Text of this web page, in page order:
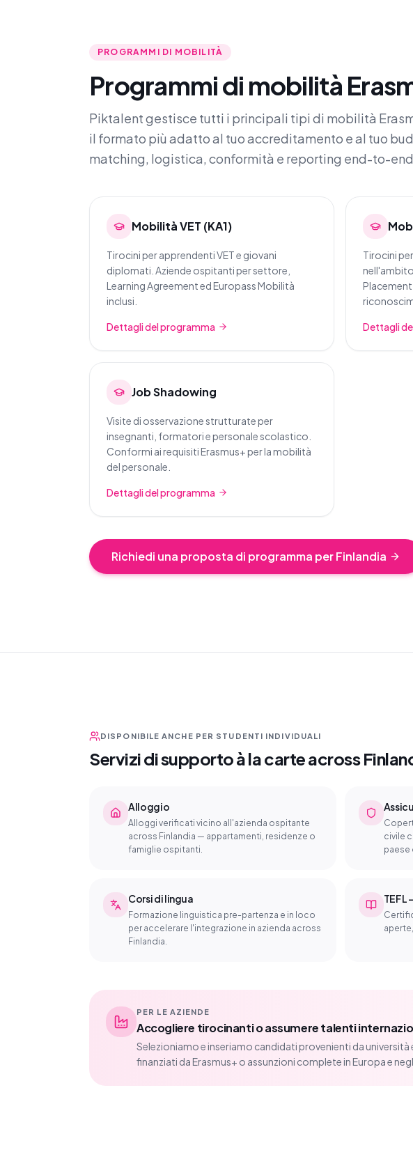
PROGRAMMI DI MOBILITÀ
Programmi di mobilità
Piktalent gestisce tutti i principali tipi di mobilità
il formato più adatto al tuo accreditamento e al tuo
matching, logistica, conformità e reporting end-to-
Mobilità VET (KA1)
Tirocini per apprendenti VET e giovani
diplomati. Aziende ospitanti per settore,
Learning Agreement ed Europass Mobilità
inclusi.
Dettagli del programma
Tirocini
nell'ambito
Dettagli
Job Shadowing
Visite di osservazione strutturate per
insegnanti, formatori e personale scolastico.
Conformi ai requisiti Erasmus+ per la mobilità
del personale.
Dettagli del programma
Richiedi una proposta di programma per Finlandia
DISPONIBILE ANCHE PER STUDENTI INDIVIDUALI
Servizi di supporto à la carte across
Alloggio
Alloggi verificati vicino all'azienda ospitante
across Finlandia — appartamenti, residenze o
famiglie ospitanti.
civile
paese
Corsi di lingua
Formazione linguistica pre-partenza e in loco
per accelerare l'integrazione in azienda across
Finlandia.
TEFL
PER LE AZIENDE
Accogliere tirocinanti o assumere talenti
Selezioniamo e inseriamo candidati provenienti da
finanziati da Erasmus+ o assunzioni complete in Europa e negli